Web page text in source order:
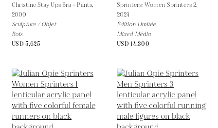
Christine Stay Ups Bra + Pants,
2000
Sculpture / Objet
Bois
USD 5,625
Sprinters: Women Sprinters 2,
2024
Édition Limitée
Mixed Média
USD 14,300